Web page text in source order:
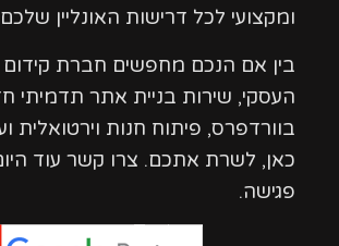
ומקצועי לכל דרישות האונליין
בין אם הנכם מחפשים חברת
העסקי, שירות בניית אתר תדמיתי
בוורדפרס, פיתוח חנות וירטואלית
כאן, לשרת אתכם. צרו קשר עוד
פגישה.